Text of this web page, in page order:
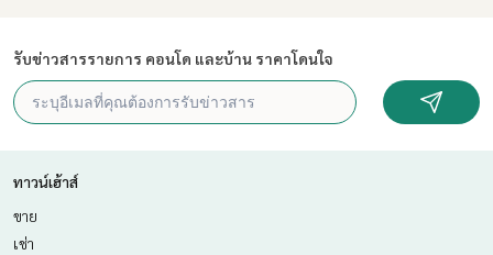
รับข่าวสารรายการ คอนโด และบ้าน ราคาโดนใจ
ทาวน์เฮ้าส์
ขาย
เช่า